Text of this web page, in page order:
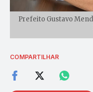
Prefeito Gustavo
COMPARTILHAR